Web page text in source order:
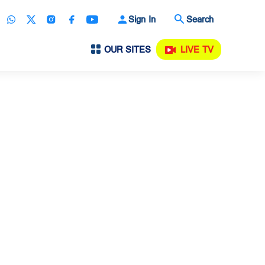
Sign In Search
OUR SITES LIVE TV